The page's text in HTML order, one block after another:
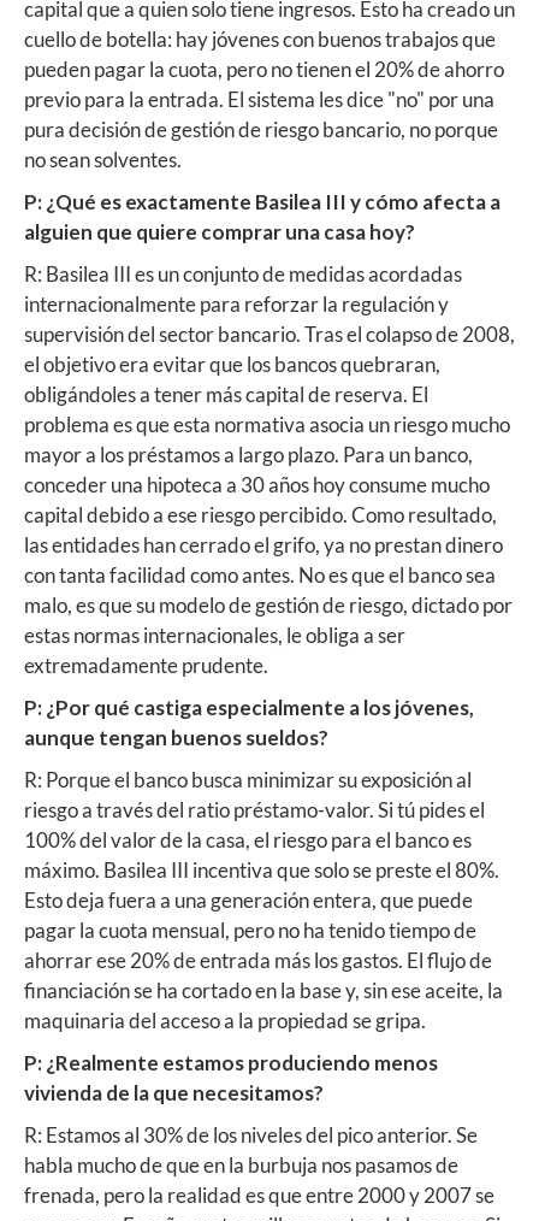
capital que a quien solo tiene ingresos. Esto ha creado un
cuello de botella: hay jóvenes con buenos trabajos que
pueden pagar la cuota, pero no tienen el 20% de ahorro
previo para la entrada. El sistema les dice "no" por una
pura decisión de gestión de riesgo bancario, no porque
no sean solventes.
P: ¿Qué es exactamente Basilea III y cómo afecta a
alguien que quiere comprar una casa hoy?
R: Basilea III es un conjunto de medidas acordadas
internacionalmente para reforzar la regulación y
supervisión del sector bancario. Tras el colapso de 2008,
el objetivo era evitar que los bancos quebraran,
obligándoles a tener más capital de reserva. El
problema es que esta normativa asocia un riesgo mucho
mayor a los préstamos a largo plazo. Para un banco,
conceder una hipoteca a 30 años hoy consume mucho
capital debido a ese riesgo percibido. Como resultado,
las entidades han cerrado el grifo, ya no prestan dinero
con tanta facilidad como antes. No es que el banco sea
malo, es que su modelo de gestión de riesgo, dictado por
estas normas internacionales, le obliga a ser
extremadamente prudente.
P: ¿Por qué castiga especialmente a los jóvenes,
aunque tengan buenos sueldos?
R: Porque el banco busca minimizar su exposición al
riesgo a través del ratio préstamo-valor. Si tú pides el
100% del valor de la casa, el riesgo para el banco es
máximo. Basilea III incentiva que solo se preste el 80%.
Esto deja fuera a una generación entera, que puede
pagar la cuota mensual, pero no ha tenido tiempo de
ahorrar ese 20% de entrada más los gastos. El flujo de
financiación se ha cortado en la base y, sin ese aceite, la
maquinaria del acceso a la propiedad se gripa.
P: ¿Realmente estamos produciendo menos
vivienda de la que necesitamos?
R: Estamos al 30% de los niveles del pico anterior. Se
habla mucho de que en la burbuja nos pasamos de
frenada, pero la realidad es que entre 2000 y 2007 se